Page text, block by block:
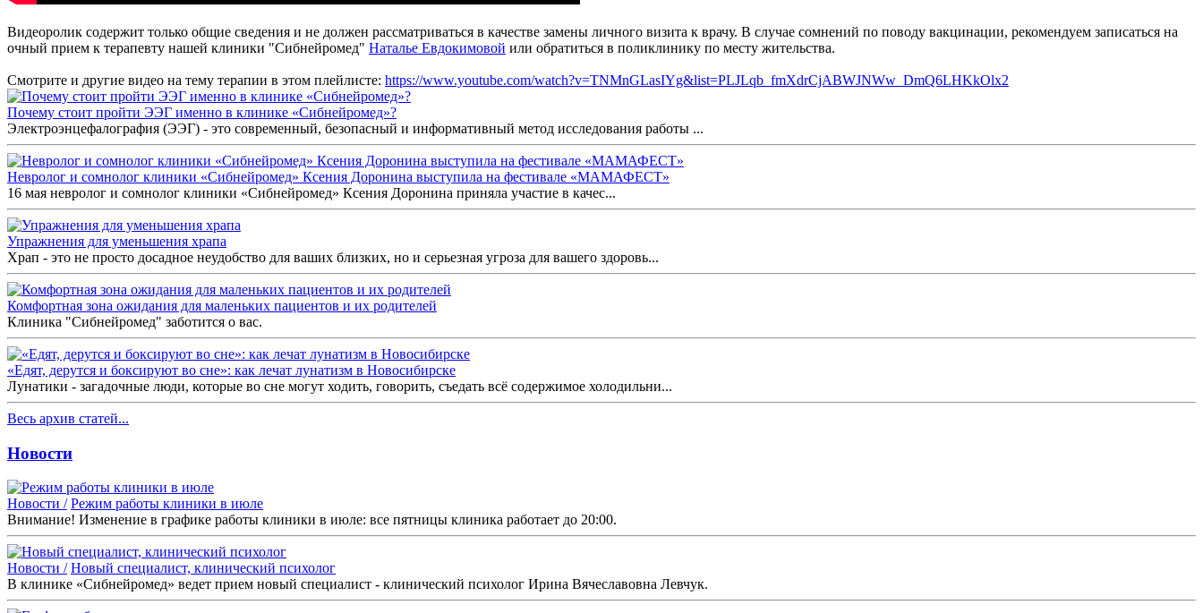
Видеоролик содержит только общие сведения и не должен рассматриваться в качестве замены личного визита к врачу. В случае сомнений по поводу вакцинации, рекомендуем записаться на
очный прием к терапевту нашей клиники "Сибнейромед" Наталье Евдокимовой или обратиться в поликлинику по месту жительства.
Смотрите и другие видео на тему терапии в этом плейлисте: https://www.youtube.com/watch?v=TNMnGLasIYg&list=PLJLqb_fmXdrCjABWJNWw_DmQ6LHKkOlx2
Почему стоит пройти ЭЭГ именно в клинике «Сибнейромед»?
Электроэнцефалография (ЭЭГ) - это современный, безопасный и информативный метод исследования работы ...
Невролог и сомнолог клиники «Сибнейромед» Ксения Доронина выступила на фестивале «МАМАФЕСТ»
16 мая невролог и сомнолог клиники «Сибнейромед» Ксения Доронина приняла участие в качес...
Упражнения для уменьшения храпа
Храп - это не просто досадное неудобство для ваших близких, но и серьезная угроза для вашего здоровь...
Комфортная зона ожидания для маленьких пациентов и их родителей
Клиника "Сибнейромед" заботится о вас.
«Едят, дерутся и боксируют во сне»: как лечат лунатизм в Новосибирске
Лунатики - загадочные люди, которые во сне могут ходить, говорить, съедать всё содержимое холодильни...
Весь архив статей...
Новости
Новости / Режим работы клиники в июле
Внимание! Изменение в графике работы клиники в июле: все пятницы клиника работает до 20:00.
Новости / Новый специалист, клинический психолог
В клинике «Сибнейромед» ведет прием новый специалист - клинический психолог Ирина Вячеславовна Левчук.